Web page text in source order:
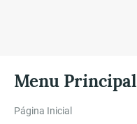
Menu Principal
Página Inicial